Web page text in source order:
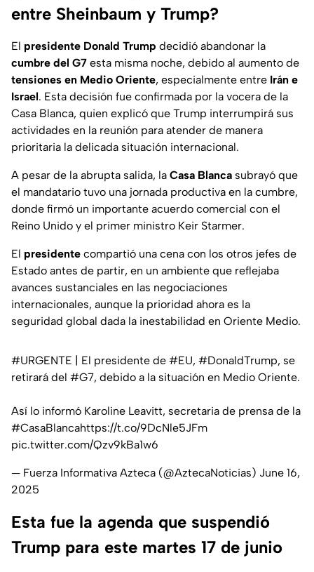
entre Sheinbaum y Trump?
El presidente Donald Trump decidió abandonar la
cumbre del G7 esta misma noche, debido al aumento de
tensiones en Medio Oriente, especialmente entre Irán e
Israel. Esta decisión fue confirmada por la vocera de la
Casa Blanca, quien explicó que Trump interrumpirá sus
actividades en la reunión para atender de manera
prioritaria la delicada situación internacional.
A pesar de la abrupta salida, la Casa Blanca subrayó que
el mandatario tuvo una jornada productiva en la cumbre,
donde firmó un importante acuerdo comercial con el
Reino Unido y el primer ministro Keir Starmer.
El presidente compartió una cena con los otros jefes de
Estado antes de partir, en un ambiente que reflejaba
avances sustanciales en las negociaciones
internacionales, aunque la prioridad ahora es la
seguridad global dada la inestabilidad en Oriente Medio.
#URGENTE | El presidente de #EU, #DonaldTrump, se
retirará del #G7, debido a la situación en Medio Oriente.
Así lo informó Karoline Leavitt, secretaria de prensa de la
#CasaBlancahttps://t.co/9DcNle5JFm
pic.twitter.com/Qzv9kBa1w6
— Fuerza Informativa Azteca (@AztecaNoticias) June 16,
2025
Esta fue la agenda que suspendió
Trump para este martes 17 de junio